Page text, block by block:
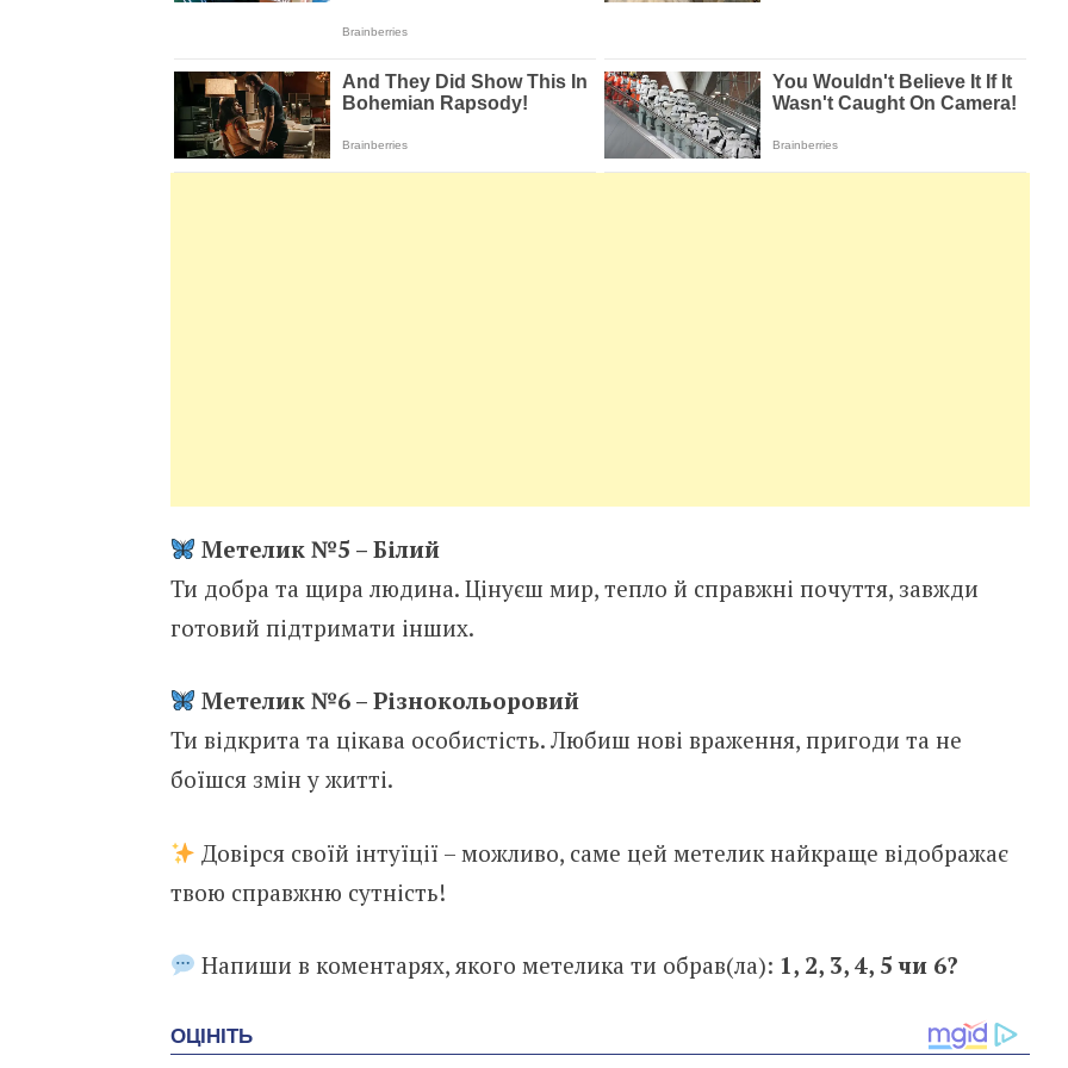
Метелик №5 – Білий
Ти добра та щира людина. Цінуєш мир, тепло й справжні почуття, завжди
готовий підтримати інших.
Метелик №6 – Різнокольоровий
Ти відкрита та цікава особистість. Любиш нові враження, пригоди та не
боїшся змін у житті.
Довірся своїй інтуїції – можливо, саме цей метелик найкраще відображає
твою справжню сутність!
Напиши в коментарях, якого метелика ти обрав(ла): 1, 2, 3, 4, 5 чи 6?